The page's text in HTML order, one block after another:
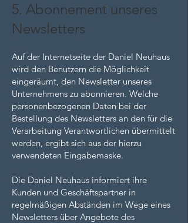
5. Abonnement unseres
Newsletters
Auf der Internetseite der Daniel Neuhaus
wird den Benutzern die Möglichkeit
eingeräumt, den Newsletter unseres
Unternehmens zu abonnieren. Welche
personenbezogenen Daten bei der
Bestellung des Newsletters an den für die
Verarbeitung Verantwortlichen übermittelt
werden, ergibt sich aus der hierzu
verwendeten Eingabemaske.
Die Daniel Neuhaus informiert ihre
Kunden und Geschäftspartner in
regelmäßigen Abständen im Wege eines
Newsletters über Angebote des